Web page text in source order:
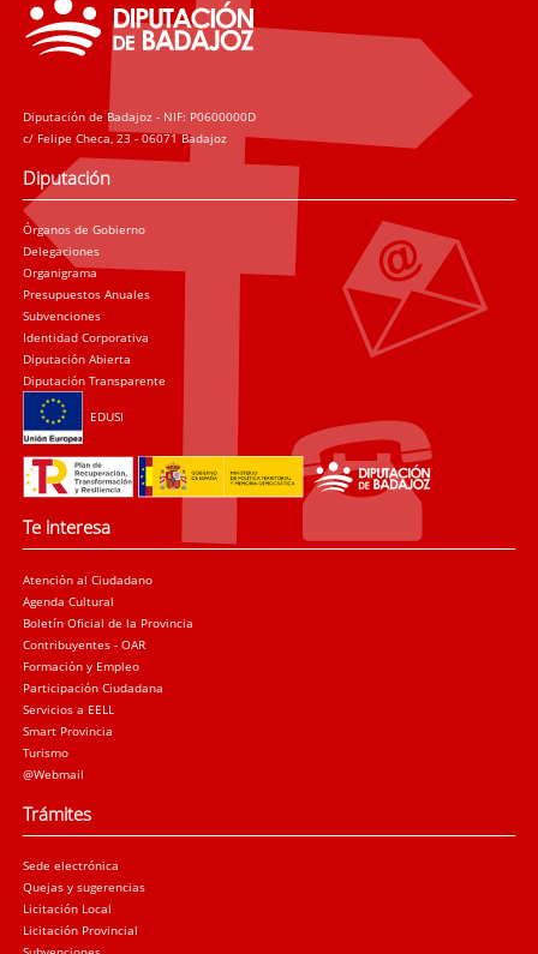
Diputación de Badajoz - NIF: P0600000D
c/ Felipe Checa, 23 - 06071 Badajoz
Diputación
Órganos de Gobierno
Delegaciones
Organigrama
Presupuestos Anuales
Subvenciones
Identidad Corporativa
Diputación Abierta
Diputación Transparente
EDUSI
Te interesa
Atención al Ciudadano
Agenda Cultural
Boletín Oficial de la Provincia
Contribuyentes - OAR
Formación y Empleo
Participación Ciudadana
Servicios a EELL
Smart Provincia
Turismo
@Webmail
Trámites
Sede electrónica
Quejas y sugerencias
Licitación Local
Licitación Provincial